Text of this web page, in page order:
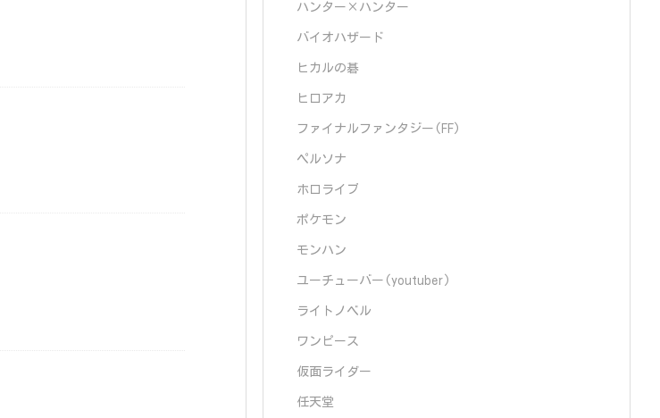
ハンター×ハンター
バイオハザード
ヒカルの碁
ヒロアカ
ファイナルファンタジー(FF)
ペルソナ
ホロライブ
ポケモン
モンハン
ユーチューバー(youtuber)
ライトノベル
ワンピース
仮面ライダー
任天堂